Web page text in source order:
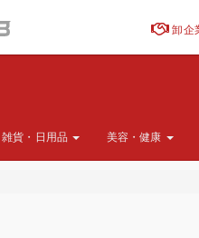
卸企
雑貨・日用品 美容・健康